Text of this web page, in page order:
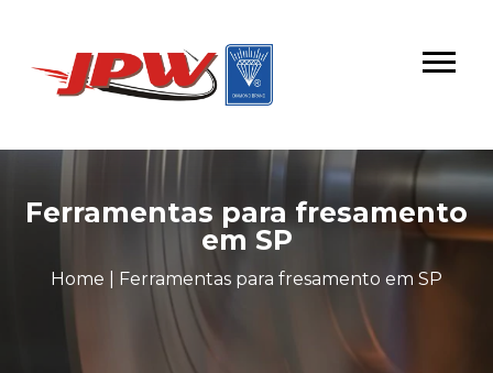
Ferramentas para fresamento
em SP
Home Ferramentas para fresamento em SP